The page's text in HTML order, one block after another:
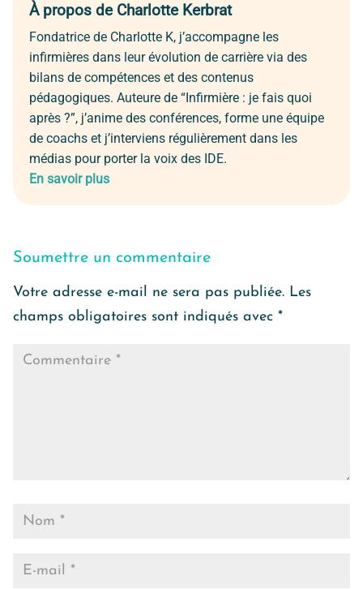
À propos de Charlotte Kerbrat
Fondatrice de Charlotte K, j’accompagne les
infirmières dans leur évolution de carrière via des
bilans de compétences et des contenus
pédagogiques. Auteure de “Infirmière : je fais quoi
après ?”, j’anime des conférences, forme une équipe
de coachs et j’interviens régulièrement dans les
médias pour porter la voix des IDE.
En savoir plus
Soumettre un commentaire
Votre adresse e-mail ne sera pas publiée. Les
champs obligatoires sont indiqués avec *